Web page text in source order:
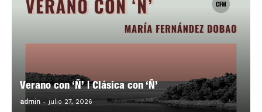
Verano con ‘Ñ’ | Clásica con ‘Ñ’
admin - julio 27, 2026 0